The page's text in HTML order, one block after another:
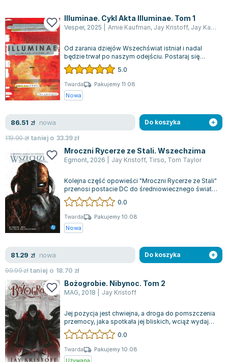
Maria Seweryn
Janina Zającówna
Eric Helms
Anna Prus (oprac.)
Nela Mała Reporterka
Agnieszka Maciąg
Barbara Wrzesińska
Virginia Woolf
Lorraine Warren
Ajahn Brahm
Lucinda Riley
Jacek Walkiewicz
Illuminae. Cykl Akta Illuminae. Tom 1
Vesper, 2025 Amie Kaufman, Jay Kristoff, Jay Kaufman
Od zarania dziejów Wszechświat istniał i nadal
będzie trwał po naszym odejściu. Postaraj się
zrobić coś, co pozostanie w pamięci i...
5.0
Twarda
Pakujemy 11.08
Nowa
86.51 zł nowa
119.90zł taniej o33.39zł
Do koszyka
Mroczni Rycerze ze Stali. Wszechzima
Egmont, 2026 Jay Kristoff, Tirso, Tom Taylor
Kolejna część opowieści "Mroczni Rycerze ze Stali"
przenosi postacie DC do średniowiecznego świata
fantasy. Tym razem fabuła przen...
0.0
Twarda
Pakujemy 10.08
Nowa
81.29 zł nowa
99.99złtaniej o 18.70 zł
Do koszyka
Bożogrobie. Nibynoc. Tom 2
MAG, 2018 Jay Kristoff
Jej pozycja jest chwiejna, a droga do pomszczenia
przemocy, jaka spotkała jej bliskich, wciąż wydaje
się odległa. Po dramatycznym...
0.0
Twarda
Pakujemy 10.08
Używana